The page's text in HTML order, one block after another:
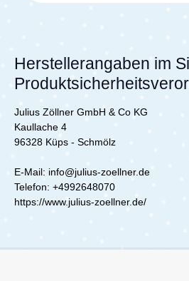
Die leichte Klimavliesfüllung (2,5
Die weite Birnenform bietet
entspannten Schlaf.
OEKO-TEX STANDARD 100,
ist der Schlafsack besonders
bei 40 °C waschbar und
begleitet er Dein Baby
Schlafsack Musselin Zimt - Gr.
Herstellerangaben im
Julius Zöllner GmbH & Co KG
Kaullache 4
96328 Küps - Schmölz
E-Mail: info@julius-zoellner.de
Telefon: +4992648070
https://www.julius-zoellner.de/